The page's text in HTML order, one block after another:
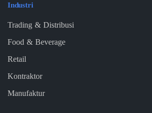
Industri
Trading & Distribusi
Food & Beverage
Retail
Kontraktor
Manufaktur